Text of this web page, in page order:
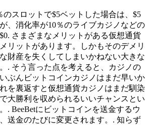
のスロットで$5ベットした場合は、$5
、消化率が10％のライブカジノなどの
さまざまなメリットがある仮想通貨
リットがあります。しかもそのデメリ
財産を失くしてしまいかねない大きな
. そう言った点を考えると、カジノの
ぶんビットコインカジノはまだ早いか
を裏返すと仮想通貨カジノはまだ馴染
大勝利を収められるいいチャンスとい
. BeeBetにビットコインを送金するウ
送金のたびに変更されます。. 知らず